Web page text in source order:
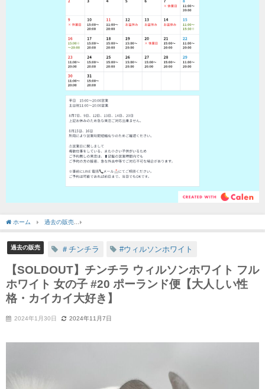
ホーム 過去の販売
過去の販売 ＃チンチラ #ウィルソンホワイト
【SOLDOUT】チンチラ ウィルソンホワイト フル
ホワイト 女の子 #20 ポーランド便【大人しい性
格・カイカイ大好き】
2024年1月30日 2024年11月7日